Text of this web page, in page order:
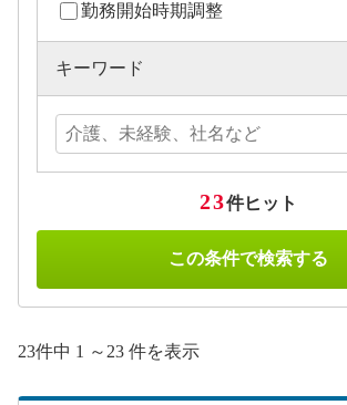
勤務開始時期調整
キーワード
23件ヒット
この条件で検索する
23件中 1 ～23 件を表示